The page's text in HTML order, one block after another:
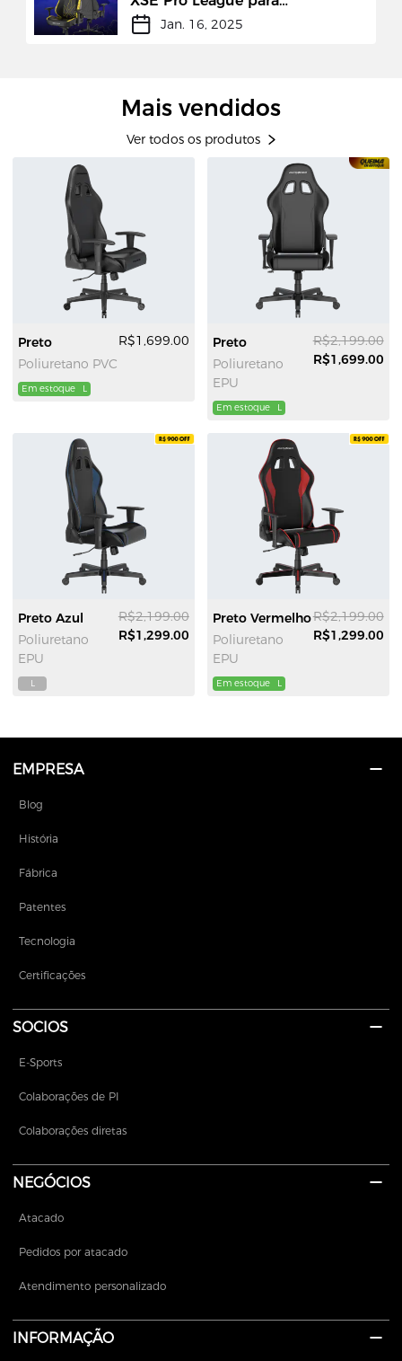
lançamento de cadeira de
edição limitada
Jan. 16, 2025
Mais vendidos
Ver todos os produtos
Preto
Poliuretano PVC
R$1,699.00
Em estoque L
Preto
Poliuretano
EPU
R$2,199.00
R$1,699.00
Em estoque L
Preto Azul
Poliuretano
EPU
R$2,199.00
R$1,299.00
L
Preto Vermelho
Poliuretano
EPU
R$2,199.00
R$1,299.00
Em estoque L
EMPRESA
Blog
História
Fábrica
Patentes
Tecnologia
Certificações
SOCIOS
E-Sports
Colaborações de PI
Colaborações diretas
NEGÓCIOS
Atacado
Pedidos por atacado
Atendimento personalizado
INFORMAÇÃO